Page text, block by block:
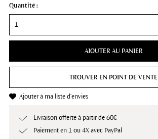
Quantité :
AJOUTER AU PANIER
TROUVER EN POINT DE VENTE
Ajouter à ma liste d'envies
Livraison offerte à partir de 60€
Paiement en 1 ou 4X avec PayPal